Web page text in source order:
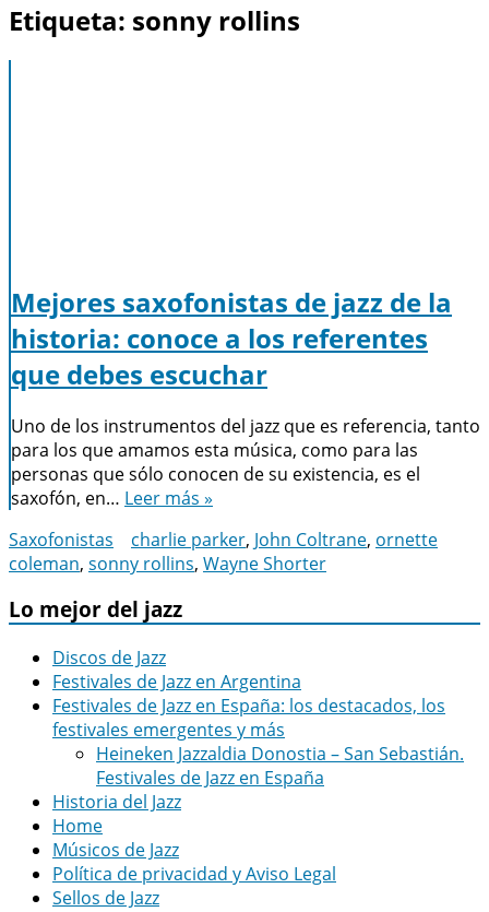
Etiqueta: sonny rollins
Mejores saxofonistas de jazz de la
historia: conoce a los referentes
que debes escuchar
Uno de los instrumentos del jazz que es referencia, tanto
para los que amamos esta música, como para las
personas que sólo conocen de su existencia, es el
saxofón, en… Leer más »
Saxofonistas
charlie parker, John Coltrane, ornette
coleman, sonny rollins, Wayne Shorter
Lo mejor del jazz
Discos de Jazz
Festivales de Jazz en Argentina
Festivales de Jazz en España: los destacados, los
festivales emergentes y más
Heineken Jazzaldia Donostia – San Sebastián.
Festivales de Jazz en España
Historia del Jazz
Home
Músicos de Jazz
Política de privacidad y Aviso Legal
Sellos de Jazz